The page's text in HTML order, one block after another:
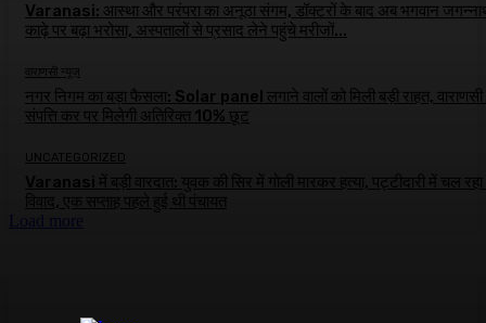
Varanasi: आस्था और परंपरा का अनूठा संगम, डॉक्टरों के बाद अब भगवान
काढ़े पर बढ़ा भरोसा, अस्पतालों से प्रसाद लेने पहुंचे मरीजों...
वाराणसी न्यूज़
नगर निगम का बड़ा फैसला: Solar panel लगाने वालों को मिली बड़ी राहत,
संपत्ति कर पर मिलेगी अतिरिक्त 10% छूट
UNCATEGORIZED
Varanasi में बड़ी वारदात: युवक की सिर में गोली मारकर हत्या, पट्टीदारी में चल रहा
विवाद, एक सप्ताह पहले हुई थी पंचायत